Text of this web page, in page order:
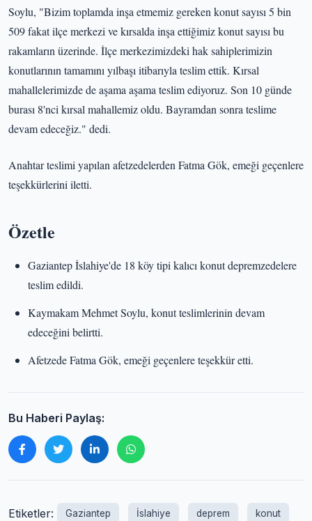
Soylu, "Bizim toplamda inşa etmemiz gereken konut sayısı 5 bin
509 fakat ilçe merkezi ve kırsalda inşa ettiğimiz konut sayısı bu
rakamların üzerinde. İlçe merkezimizdeki hak sahiplerimizin
konutlarının tamamını yılbaşı itibarıyla teslim ettik. Kırsal
mahallelerimizde de aşama aşama teslim ediyoruz. Son 10 günde
burası 8'nci kırsal mahallemiz oldu. Bayramdan sonra teslime
devam edeceğiz." dedi.
Anahtar teslimi yapılan afetzedelerden Fatma Gök, emeği geçenlere
teşekkürlerini iletti.
Özetle
Gaziantep İslahiye'de 18 köy tipi kalıcı konut depremzedelere
teslim edildi.
Kaymakam Mehmet Soylu, konut teslimlerinin devam
edeceğini belirtti.
Afetzede Fatma Gök, emeği geçenlere teşekkür etti.
Bu Haberi Paylaş:
Etiketler: Gaziantep İslahiye deprem konut